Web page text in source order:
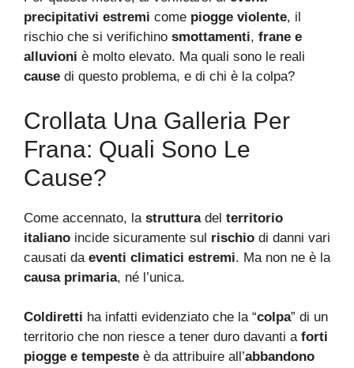
precipitativi estremi come piogge violente, il
rischio che si verifichino smottamenti, frane e
alluvioni è molto elevato. Ma quali sono le reali
cause di questo problema, e di chi è la colpa?
Crollata Una Galleria Per
Frana: Quali Sono Le
Cause?
Come accennato, la strutturadel territorio
italiano incide sicuramente sul rischio di danni vari
causati da eventi climatici estremi. Ma non ne è la
causa primaria, né l’unica.
Coldiretti ha infatti evidenziato che la “colpa” di un
territorio che non riesce a tener duro davanti a forti
piogge e tempeste è da attribuire all’abbandono